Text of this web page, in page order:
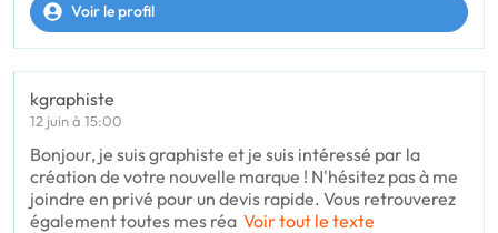
Voir le profil
kgraphiste
12 juin à 15:00
Bonjour, je suis graphiste et je suis intéressé par la
création de votre nouvelle marque ! N'hésitez pas à me
joindre en privé pour un devis rapide. Vous retrouverez
également toutes mes réa Voir tout le texte